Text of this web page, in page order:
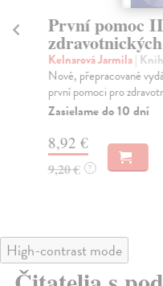
První pomoc
Kelnarová Jarmila|
Nové, přepracované
první pomoci pro
Zasielame do 10 dní
8,92 €
9,20 € ?
High-contrast mode